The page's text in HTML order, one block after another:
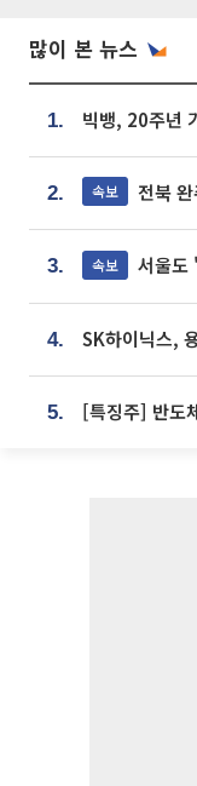
많이 본 뉴스
1.
2. 속보 전북
3. 속보 서울
4.
5.